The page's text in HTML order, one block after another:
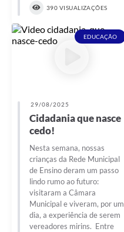
390 VISUALIZAÇÕES
EDUCAÇÃO
29/08/2025
Cidadania que nasce
cedo!
Nesta semana, nossas
crianças da Rede Municipal
de Ensino deram um passo
lindo rumo ao futuro:
visitaram a Câmara
Municipal e viveram, por um
dia, a experiência de serem
vereadores mirins. Entre